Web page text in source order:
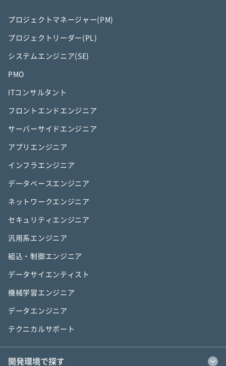
プロジェクトマネージャー(PM)
プロジェクトリーダー(PL)
システムエンジニア(SE)
PMO
ITコンサルタント
フロントエンドエンジニア
サーバーサイドエンジニア
アプリエンジニア
インフラエンジニア
データベースエンジニア
ネットワークエンジニア
セキュリティエンジニア
汎用系エンジニア
組込・制御エンジニア
データサイエンティスト
機械学習エンジニア
データエンジニア
テクニカルサポート
開発環境で探す